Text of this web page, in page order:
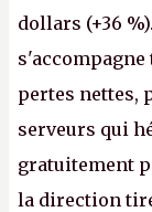
dollars (+36
s'accompagne
pertes nettes,
serveurs qui
gratuitement
la direction